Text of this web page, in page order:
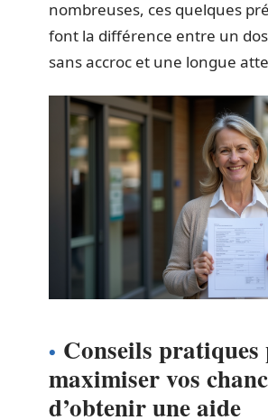
nombreuses, ces quelques
font la différence entre un
sans accroc et une longue
Conseils
maximiser vos
d’obtenir une aide